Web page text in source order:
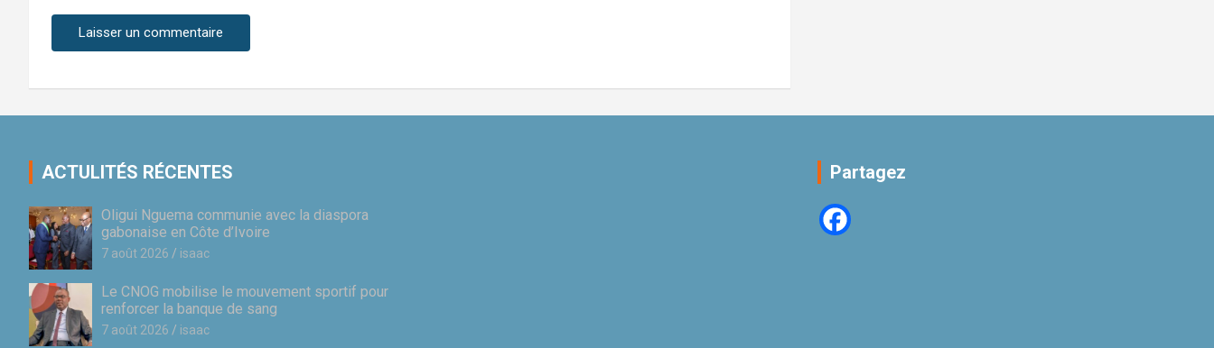
ACTULITÉS RÉCENTES
Oligui Nguema communie avec la diaspora
gabonaise en Côte d’Ivoire
7 août 2026 isaac
Le CNOG mobilise le mouvement sportif pour
renforcer la banque de sang
7 août 2026 isaac
Partagez